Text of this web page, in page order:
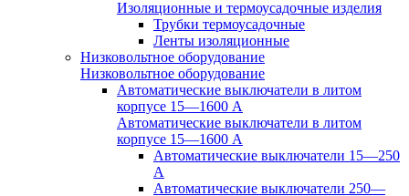
Изоляционные и термоусадочные изделия
Трубки термоусадочные
Ленты изоляционные
Низковольтное оборудование
Низковольтное оборудование
Автоматические выключатели в литом
корпусе 15—1600 А
Автоматические выключатели в литом
корпусе 15—1600 А
Автоматические выключатели 15—250
А
Автоматические выключатели 250—